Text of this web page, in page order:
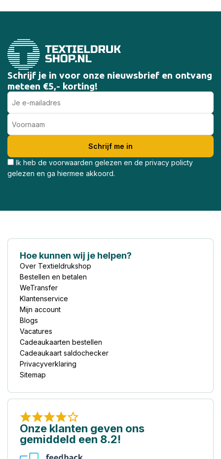
Schrijf je in voor onze nieuwsbrief en ontvang
meteen €5,- korting!
Ik heb de voorwaarden gelezen en de privacy policty
gelezen en ga hiermee akkoord.
Hoe kunnen wij je helpen?
Over Textieldrukshop
Bestellen en betalen
WeTransfer
Klantenservice
Mijn account
Blogs
Vacatures
Cadeaukaarten bestellen
Cadeaukaart saldochecker
Privacyverklaring
Sitemap
Onze klanten geven ons
gemiddeld een 8.2!